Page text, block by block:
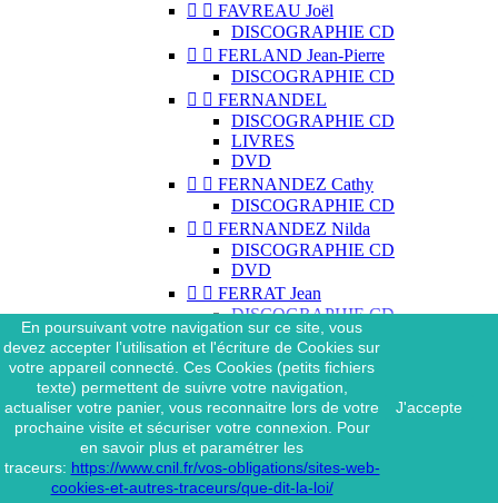
  FAVREAU Joël
DISCOGRAPHIE CD
  FERLAND Jean-Pierre
DISCOGRAPHIE CD
  FERNANDEL
DISCOGRAPHIE CD
LIVRES
DVD
  FERNANDEZ Cathy
DISCOGRAPHIE CD
  FERNANDEZ Nilda
DISCOGRAPHIE CD
DVD
  FERRAT Jean
DISCOGRAPHIE CD
DISCOGRAPHIE 45 TOURS
DISCOGRAPHIE 33 TOURS
DVD
MAGAZINE
  FERRAT Jean & SES
INTERPRÈTES
DISCOGRAPHIE CD
  FERRÉ Léo
En poursuivant votre navigation sur ce site, vous
devez accepter l’utilisation et l'écriture de Cookies sur
votre appareil connecté. Ces Cookies (petits fichiers
texte) permettent de suivre votre navigation,
actualiser votre panier, vous reconnaitre lors de votre
prochaine visite et sécuriser votre connexion. Pour
en savoir plus et paramétrer les
traceurs: https://www.cnil.fr/vos-obligations/sites-web-
cookies-et-autres-traceurs/que-dit-la-loi/
J'accepte